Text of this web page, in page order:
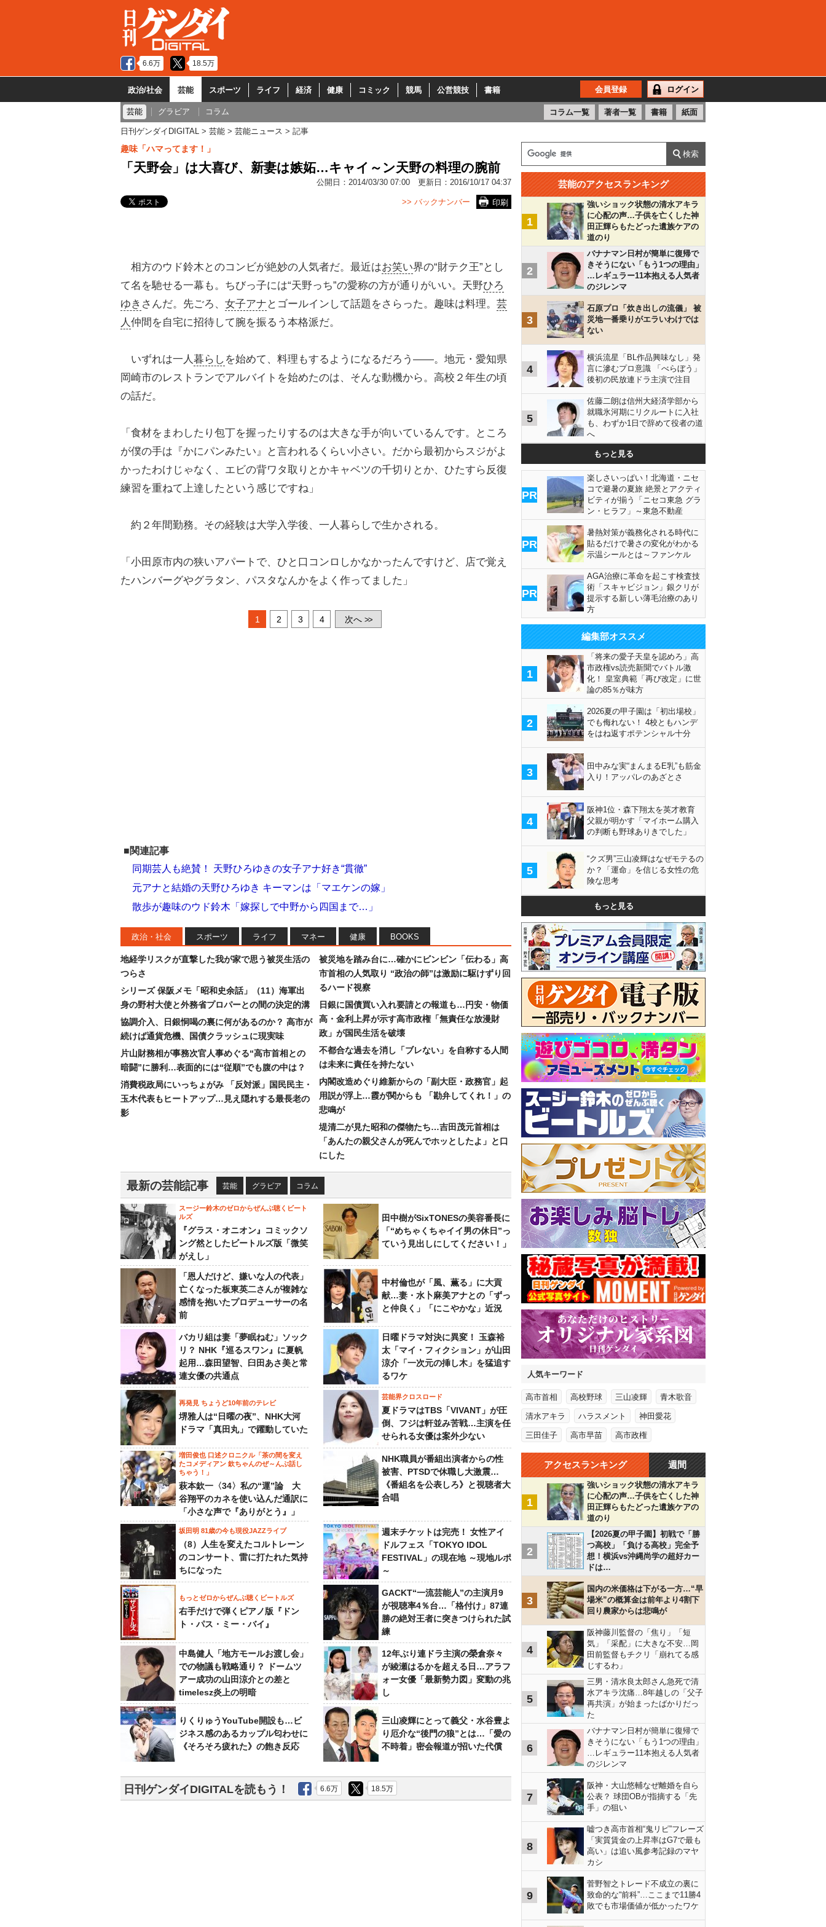
6.6万 18.5万
政治/社会 芸能 スポーツ ライフ 経済 健康 コミック 競馬 公営競技 書籍 会員登録 ログイン
芸能 グラビア コラム コラム一覧 著者一覧 書籍 紙面
日刊ゲンダイDIGITAL 芸能 芸能ニュース 記事
趣味「ハマってます！」
「天野会」は大喜び、新妻は嫉妬…キャイ～ン天野の料理の腕前
公開日： 2014/03/30 07:00 更新日： 2016/10/17 04:37
印刷
>> バックナンバー
相方のウド鈴木とのコンビが絶妙の人気者だ。最近はお笑い界の“財テク王”とし
て名を馳せる一幕も。ちびっ子には“天野っち”の愛称の方が通りがいい。天野ひろ
ゆき さんだ。先ごろ、 女子アナ とゴールインして話題をさらった。趣味は料理。 芸
人仲間を自宅に招待して腕を振るう本格派だ。
いずれは一人暮らし を始めて、料理もするようになるだろう――。地元・愛知県
岡崎市のレストランでアルバイトを始めたのは、そんな動機から。高校２年生の頃
の話だ。
「食材をまわしたり包丁を握ったりするのは大きな手が向いているんです。ところ
が僕の手は『かにパンみたい』と言われるくらい小さい。だから最初からスジがよ
かったわけじゃなく、エビの背ワタ取りとかキャベツの千切りとか、ひたすら反復
練習を重ねて上達したという感じですね」
約２年間勤務。その経験は大学入学後、一人暮らしで生かされる。
「小田原市内の狭いアパートで、ひと口コンロしかなかったんですけど、店で覚え
たハンバーグやグラタン、パスタなんかをよく作ってました」
1 2 3 4 次へ >>
■関連記事
同期芸人も絶賛！ 天野ひろゆきの女子アナ好き“貫徹”
元アナと結婚の天野ひろゆき キーマンは「マエケンの嫁」
散歩が趣味のウド鈴木「嫁探しで中野から四国まで…」
政治・社会 スポーツ ライフ マネー 健康 BOOKS
地経学リスクが直撃した我が家で思う被災生活の
つらさ
シリーズ 保阪メモ「昭和史余話」（11）海軍出
身の野村大使と外務省プロパーとの間の決定的溝
協調介入、日銀恫喝の裏に何があるのか？ 高市が
続けば通貨危機、国債クラッシュに現実味
片山財務相が事務次官人事めぐる“高市首相との
暗闘”に勝利…表面的には“従順”でも腹の中は？
消費税政局にいっちょがみ 「反対派」国民民主・
玉木代表もヒートアップ…見え隠れする最長老の
影
被災地を踏み台に…確かにビンビン「伝わる」高
市首相の人気取り “政治の師”は激励に駆けずり回
るハード視察
日銀に国債買い入れ要請との報道も…円安・物価
高・金利上昇が示す高市政権「無責任な放漫財
政」が国民生活を破壊
不都合な過去を消し「ブレない」を自称する人間
は未来に責任を持たない
内閣改造めぐり維新からの「副大臣・政務官」起
用説が浮上…霞が関からも 「勘弁してくれ！」の
悲鳴が
堤清二が見た昭和の傑物たち…吉田茂元首相は
「あんたの親父さんが死んでホッとしたよ」と口
にした
最新の芸能記事 芸能 グラビア コラム
スージー鈴木のゼロからぜんぶ聴くビート
ルズ
『グラス・オニオン』コミックソ
ング然としたビートルズ版「微笑
がえし」
田中樹がSixTONESの美容番長に
「“めちゃくちゃイイ男の休日”っ
ていう見出しにしてください！」
「恩人だけど、嫌いな人の代表」
亡くなった板東英二さんが複雑な
感情を抱いたプロデューサーの名
前
中村倫也が「風、薫る」に大貢
献…妻・水卜麻美アナとの「ずっ
と仲良く」「にこやかな」近況
バカリ組は妻「夢眠ねむ」ソック
リ？ NHK『巡るスワン』に夏帆
起用…森田望智、臼田あさ美と常
連女優の共通点
日曜ドラマ対決に異変！ 玉森裕
太「マイ・フィクション」が山田
涼介「一次元の挿し木」を猛追す
るワケ
再発見 ちょうど10年前のテレビ
堺雅人は“日曜の夜”、NHK大河
ドラマ「真田丸」で躍動していた
芸能界クロスロード
夏ドラマはTBS「VIVANT」が圧
倒、フジは軒並み苦戦…主演を任
せられる女優は案外少ない
増田俊也 口述クロニクル「茶の間を変え
たコメディアン 欽ちゃんのぜ～んぶ話し
ちゃう！」
萩本欽一〈34〉私の“運”論 大
谷翔平のカネを使い込んだ通訳に
「小さな声で『ありがとう』」
NHK職員が番組出演者からの性
被害、PTSDで休職し大激震…
《番組名を公表しろ》と視聴者大
合唱
坂田明 81歳の今も現役JAZZライブ
（8）人生を変えたコルトレーン
のコンサート、雷に打たれた気持
ちになった
週末チケットは完売！ 女性アイ
ドルフェス「TOKYO IDOL
FESTIVAL」の現在地 ～現地ルポ
～
もっとゼロからぜんぶ聴くビートルズ
右手だけで弾くピアノ版『ドン
ト・パス・ミー・バイ』
GACKT“一流芸能人”の主演月9
が視聴率4％台…「格付け」87連
勝の絶対王者に突きつけられた試
練
中島健人「地方モールお渡し会」
での物議も戦略通り？ ドームツ
アー成功の山田涼介との差と
timelesz炎上の明暗
12年ぶり連ドラ主演の榮倉奈々
が綾瀬はるかを超える日…アラフ
ォー女優「最新勢力図」変動の兆
し
りくりゅうYouTube開設も…ビ
ジネス感のあるカップル匂わせに
《そろそろ疲れた》の飽き反応
三山凌輝にとって義父・水谷豊よ
り厄介な“後門の狼”とは…「愛の
不時着」密会報道が招いた代償
日刊ゲンダイDIGITALを読もう！ 6.6万 18.5万
芸能のアクセスランキング
1
強いショック状態の清水アキラ
に心配の声…子供を亡くした神
田正輝らもたどった遺族ケアの
道のり
2
バナナマン日村が簡単に復帰で
きそうにない「もう1つの理由」
…レギュラー11本抱える人気者
のジレンマ
3
石原プロ「炊き出しの流儀」 被
災地一番乗りがエラいわけでは
ない
4
横浜流星「BL作品興味なし」発
言に滲むプロ意識 「べらぼう」
後初の民放連ドラ主演で注目
5
佐藤二朗は信州大経済学部から
就職氷河期にリクルートに入社
も、わずか1日で辞めて役者の道
へ
もっと見る
PR
楽しさいっぱい！北海道・ニセ
コで避暑の夏旅 絶景とアクティ
ビティが揃う「ニセコ東急 グラ
ン・ヒラフ」～東急不動産
PR
暑熱対策が義務化される時代に
貼るだけで暑さの変化がわかる
示温シールとは～ファンケル
PR
AGA治療に革命を起こす検査技
術「スキャビジョン」銀クリが
提示する新しい薄毛治療のあり
方
編集部オススメ
1
「将来の愛子天皇を認めろ」高
市政権vs読売新聞でバトル激
化！ 皇室典範「再び改定」に世
論の85％が味方
2
2026夏の甲子園は「初出場校」
でも侮れない！ 4校ともハンデ
をはね返すポテンシャル十分
3
田中みな実“まんまるE乳”も筋金
入り！アッパレのあざとさ
4
阪神1位・森下翔太を英才教育
父親が明かす「マイホーム購入
の判断も野球ありきでした」
5
“クズ男”三山凌輝はなぜモテるの
か？「運命」を信じる女性の危
険な思考
もっと見る
人気キーワード
高市首相 高校野球 三山凌輝 青木歌音
清水アキラ ハラスメント 神田愛花
三田佳子 高市早苗 高市政権
アクセスランキング 週間
1
強いショック状態の清水アキラ
に心配の声…子供を亡くした神
田正輝らもたどった遺族ケアの
道のり
2
【2026夏の甲子園】初戦で「勝
つ高校」「負ける高校」完全予
想！横浜vs沖縄尚学の超好カー
ドは…
3
国内の米価格は下がる一方…“早
場米”の概算金は前年より4割下
回り農家からは悲鳴が
4
阪神藤川監督の「焦り」「短
気」「采配」に大きな不安…岡
田前監督もチクリ「崩れてる感
じするわ」
5
三男・清水良太郎さん急死で清
水アキラ沈痛…8年越しの「父子
再共演」が始まったばかりだっ
た
6
バナナマン日村が簡単に復帰で
きそうにない「もう1つの理由」
…レギュラー11本抱える人気者
のジレンマ
7
阪神・大山悠輔なぜ離婚を自ら
公表？ 球団OBが指摘する「先
手」の狙い
8
嘘つき高市首相“鬼リピ”フレーズ
「実質賃金の上昇率はG7で最も
高い」は追い風参考記録のマヤ
カシ
9
菅野智之トレード不成立の裏に
致命的な“前科”…ここまで11勝4
敗でも市場価値が低かったワケ